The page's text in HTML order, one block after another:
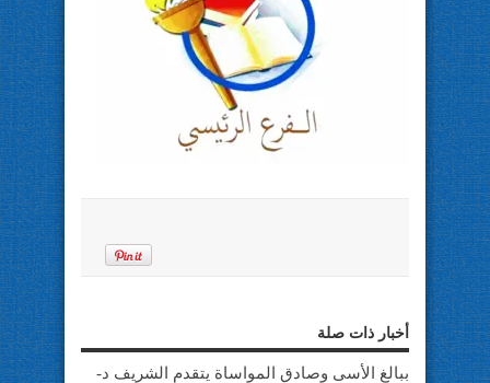
أخبار ذات صلة
ببالغ الأسى وصادق المواساة يتقدم الشريف د-